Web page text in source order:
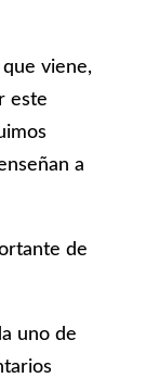
viene,
este
a
de
uno de